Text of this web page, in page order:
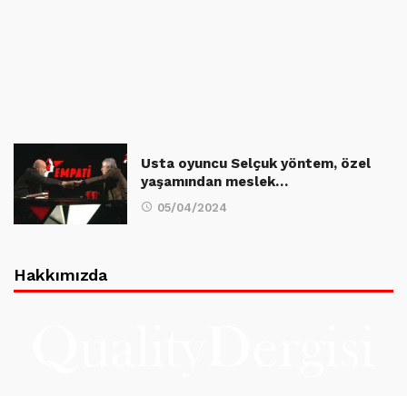
Usta oyuncu Selçuk yöntem, özel
yaşamından meslek…
05/04/2024
Hakkımızda